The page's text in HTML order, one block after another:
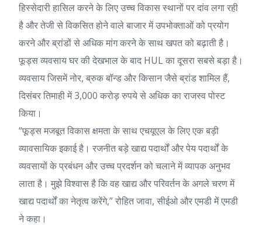
हिस्सेदारी हासिल करने के लिए उच्च विकास स्थानों पर दांव लगा रही
है और तेजी से विकसित होने वाले बाजार में उपभोक्ताओं को प्रयोग
करने और ब्रांडों से अधिक मांग करने के साथ खपत को बढ़ाती है।
फूड्स व्यवसाय घर की देखभाल के बाद HUL का दूसरा सबसे बड़ा है।
व्यवसाय जिसमें नोर, ब्रुक बॉन्ड और किसान जैसे ब्रांड शामिल हैं,
दिसंबर तिमाही में 3,000 करोड़ रुपये से अधिक का राजस्व पोस्ट
किया।
“फूड्स मजबूत विकास क्षमता के साथ एचयूएल के लिए एक बड़ी
व्यावसायिक इकाई है। रजनीत बड़े खाद्य पदार्थों और पेय पदार्थों के
व्यवसायों के प्रबंधन और उच्च प्रदर्शन को चलाने में व्यापक अनुभव
लाता है। मुझे विश्वास है कि वह खाद्य और परिवर्तन के अगले चरण में
खाद्य पदार्थों का नेतृत्व करेंगे,” रोहित जावा, सीईओ और एमडी में एमडी
ने कहा।